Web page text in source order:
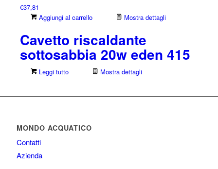
€37,81
Aggiungi al carrello
Mostra dettagli
Cavetto riscaldante
sottosabbia 20w eden 415
Leggi tutto Mostra dettagli
MONDO ACQUATICO
Contatti
Azienda